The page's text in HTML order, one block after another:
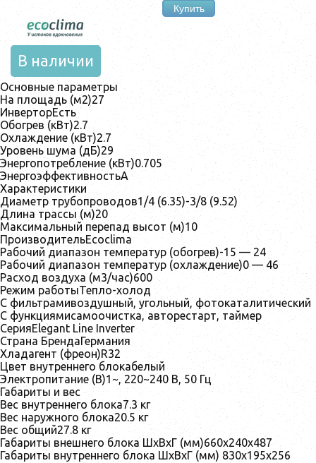
Купить
В наличии
Основные параметры
На площадь (м2)27
ИнверторЕсть
Обогрев (кВт)2.7
Охлаждение (кВт)2.7
Уровень шума (дБ)29
Энергопотребление (кВт)0.705
ЭнергоэффективностьA
Характеристики
Диаметр трубопроводов1/4 (6.35)-3/8 (9.52)
Длина трассы (м)20
Максимальный перепад высот (м)10
ПроизводительEcoclima
Рабочий диапазон температур (обогрев)-15 — 24
Рабочий диапазон температур (охлаждение)0 — 46
Расход воздуха (м3/час)600
Режим работыТепло-холод
С фильтрамивоздушный, угольный, фотокаталитический
С функциямисамоочистка, авторестарт, таймер
СерияElegant Line Inverter
Страна БрендаГермания
Хладагент (фреон)R32
Цвет внутреннего блокабелый
Электропитание (В)1~, 220~240 В, 50 Гц
Габариты и вес
Вес внутреннего блока7.3 кг
Вес наружного блока20.5 кг
Вес общий27.8 кг
Габариты внешнего блока ШхВхГ (мм)660x240x487
Габариты внутреннего блока ШхВхГ (мм) 830x195x256